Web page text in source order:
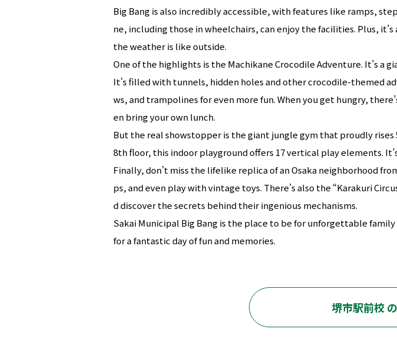
Big Bang is also incredibly accessible, with features like ramps,
ne, including those in wheelchairs, can enjoy the facilities. Plus,
the weather is like outside.
One of the highlights is the Machikane Crocodile Adventure. It’s a
It’s filled with tunnels, hidden holes and other crocodile-themed
ws, and trampolines for even more fun. When you get hungry,
en bring your own lunch.
But the real showstopper is the giant jungle gym that proudly
8th floor, this indoor playground offers 17 vertical play elements.
Finally, don’t miss the lifelike replica of an Osaka neighborhood
ps, and even play with vintage toys. There’s also the “Karakuri
d discover the secrets behind their ingenious mechanisms.
Sakai Municipal Big Bang is the place to be for unforgettable
for a fantastic day of fun and memories.
堺市駅前校